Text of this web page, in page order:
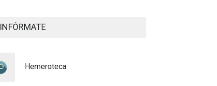
SEÑALIZACIÓN
Policía 29/07/2026
Hemeroteca